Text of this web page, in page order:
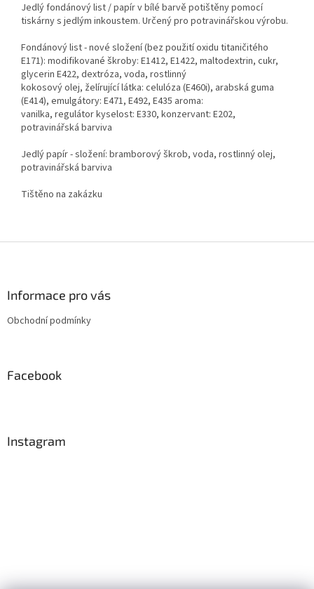
Jedlý fondánový list / papír v bílé barvě potištěny pomocí
tiskárny s jedlým inkoustem. Určený pro potravinářskou výrobu.
Fondánový list - nové složení (bez použití oxidu titaničitého
E171): modifikované škroby: E1412, E1422, maltodextrin, cukr,
glycerin E422, dextróza, voda, rostlinný
kokosový olej, želírující látka: celulóza (E460i), arabská guma
(E414), emulgátory: E471, E492, E435 aroma:
vanilka, regulátor kyselost: E330, konzervant: E202,
potravinářská barviva
Jedlý papír - složení: bramborový škrob, voda, rostlinný olej,
potravinářská barviva
Tištěno na zakázku
Informace pro vás
Obchodní podmínky
Facebook
Instagram